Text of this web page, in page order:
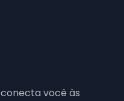
conecta você às